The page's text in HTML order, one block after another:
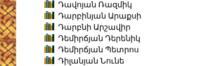
Դավոյան Ռազմիկ
Դարբինյան Արաքսի
Դարբնի Արշավիր
Դեմիրճյան Դերենիկ
Դեմիրճյան Պետրոս
Դիլանյան Նունե